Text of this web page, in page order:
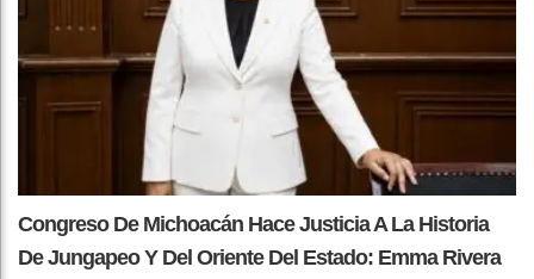
Congreso De Michoacán Hace Justicia A La Historia
De Jungapeo Y Del Oriente Del Estado: Emma Rivera